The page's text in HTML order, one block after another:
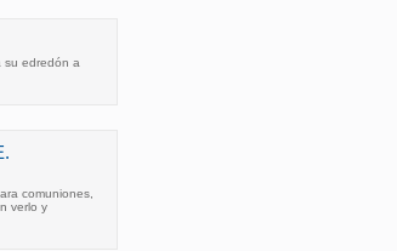
su edredón a
comuniones,
verlo y